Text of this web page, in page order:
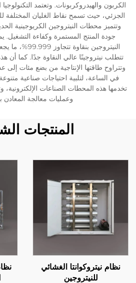
الكربون والهيدروكربونات. وتعتمد
الجزئي، حيث تسمح نقاط الغليان المختلفة
وتتميز محطات النيتروجين الكريوجينية
جودة المنتج المستمرة وكفاءة التشغيل.
النيتروجين
تتطلب نيتروجينًا عالي النقاوة جدًا. كما أن
وتتراوح طاقتها الإنتاجية من بضع مئات إلى
في الساعة، لتلبية احتياجات صناعية
تخدمها هذه المحطات الصناعات الإلكترونية،
وعمليات معالجة المعادن
المنتجات
نظام نيتروكوانتا الغشائي
للنيتروجين